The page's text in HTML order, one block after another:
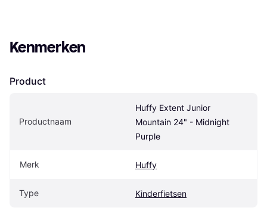
Kenmerken
Product
Productnaam
Huffy Extent Junior
Mountain 24" - Midnight
Purple
Merk Huffy
Type Kinderfietsen